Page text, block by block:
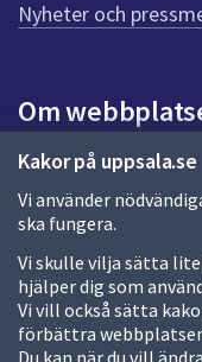
Kakor på uppsala.se
Vi använder
ska fungera.
Vi skulle vilja sätta
hjälper dig som
Vi vill också sätta
förbättra
Du kan när du vill
n
a
d
a
Nyheter och
Om
Om webbplatsen
Allmänna
Behandling av
Kakor
Språk (other